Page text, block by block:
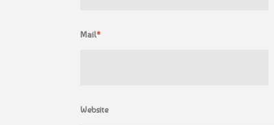
Mail*
Website